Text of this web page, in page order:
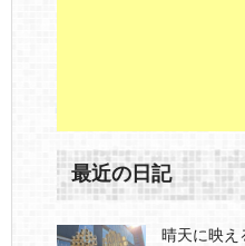
最近の日記
晴天に映え